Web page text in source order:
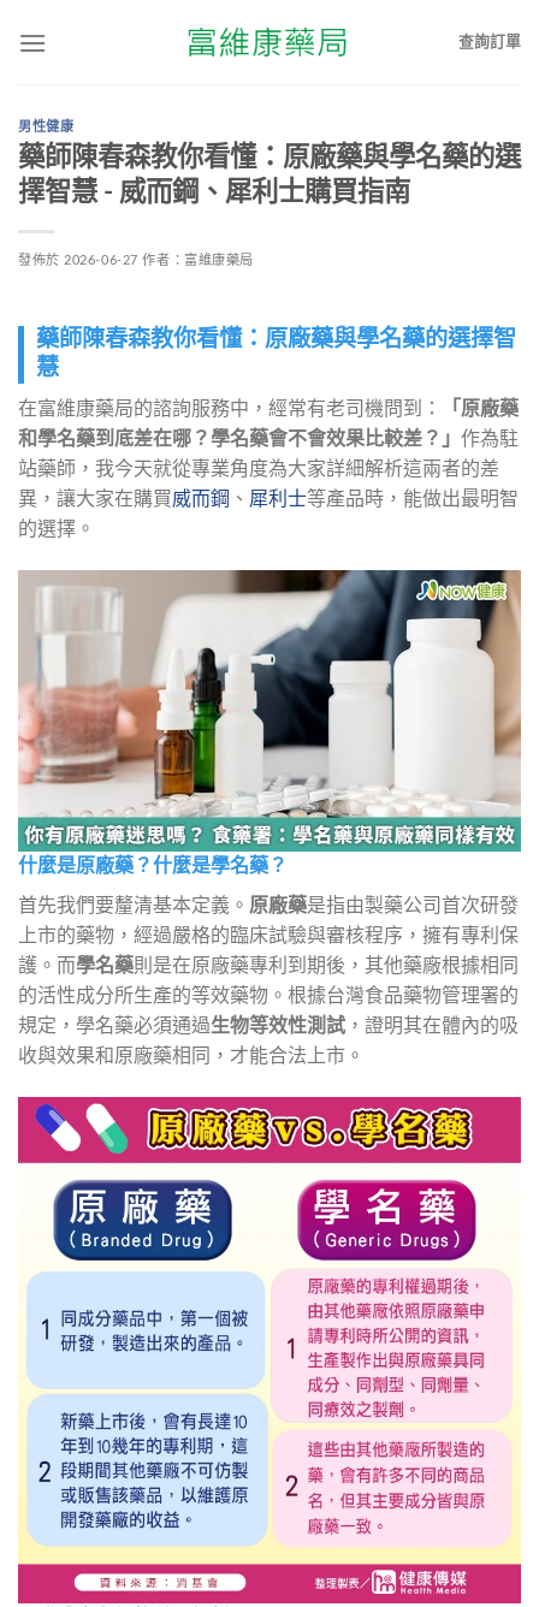
查詢訂單
男性健康
藥師陳春森教你看懂：原廠藥與學名藥的選
擇智慧 - 威而鋼、犀利士購買指南
發佈於 2026-06-27 作者： 富維康藥局
藥師陳春森教你看懂：原廠藥與學名藥的選擇智
慧
在富維康藥局的諮詢服務中，經常有老司機問到：
「原廠藥
和學名藥到底差在哪？學名藥會不會效果比較差？」 作為駐
站藥師，我今天就從專業角度為大家詳細解析這兩者的差
異，讓大家在購買威而鋼 、 犀利士等產品時，能做出最明智
的選擇。
什麼是原廠藥？什麼是學名藥？
首先我們要釐清基本定義。 原廠藥是指由製藥公司首次研發
上市的藥物，經過嚴格的臨床試驗與審核程序，擁有專利保
護。而學名藥則是在原廠藥專利到期後，其他藥廠根據相同
的活性成分所生產的等效藥物。根據台灣食品藥物管理署的
規定，學名藥必須通過生物等效性測試 ，證明其在體內的吸
收與效果和原廠藥相同，才能合法上市。